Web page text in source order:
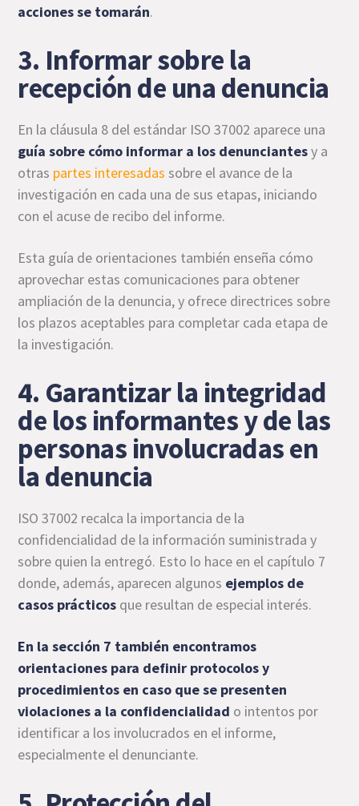
acciones se tomarán.
3. Informar sobre la
recepción de una denuncia
En la cláusula 8 del estándar ISO 37002 aparece una
guía sobre cómo informar a los denunciantesy a
otras partes interesadas sobre el avance de la
investigación en cada una de sus etapas, iniciando
con el acuse de recibo del informe.
Esta guía de orientaciones también enseña cómo
aprovechar estas comunicaciones para obtener
ampliación de la denuncia, y ofrece directrices sobre
los plazos aceptables para completar cada etapa de
la investigación.
4. Garantizar la integridad
de los informantes y de las
personas involucradas en
la denuncia
ISO 37002 recalca la importancia de la
confidencialidad de la información suministrada y
sobre quien la entregó. Esto lo hace en el capítulo 7
donde, además, aparecen algunos ejemplos de
casos prácticos que resultan de especial interés.
En la sección 7 también encontramos
orientaciones para definir protocolos y
procedimientos en caso que se presenten
violaciones a la confidencialidad o intentos por
identificar a los involucrados en el informe,
especialmente el denunciante.